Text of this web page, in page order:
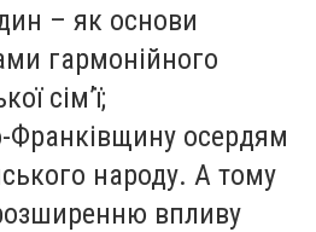
– як основи
гармонійного
сім’ї;
Франківщину осердям
народу. А тому
впливу